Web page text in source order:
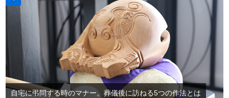
自宅に弔問する時のマナー。葬儀後に訪ねる5つの作法とは